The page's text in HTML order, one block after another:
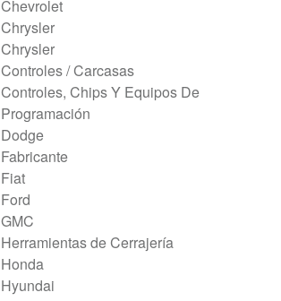
Chevrolet
Chrysler
Chrysler
Controles / Carcasas
Controles, Chips Y Equipos De
Programación
Dodge
Fabricante
Fiat
Ford
GMC
Herramientas de Cerrajería
Honda
Hyundai